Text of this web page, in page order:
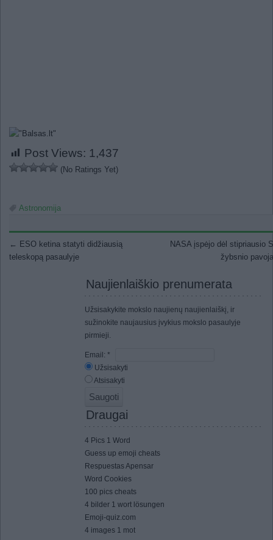
Post Views: 1,437
(No Ratings Yet)
Astronomija
Post navigation
← ESO ketina statyti didžiausią
teleskopą pasaulyje
NASA įspėjo dėl stipriausio
žybsnio
Naujienlaiškio prenumerata
Užsisakykite mokslo naujienų naujienlaiškį, ir
sužinokite naujausius įvykius mokslo pasaulyje
pirmieji.
Email: *
Užsisakyti
Atsisakyti
Draugai
4 Pics 1 Word
Guess up emoji cheats
Respuestas Apensar
Word Cookies
100 pics cheats
4 bilder 1 wort lösungen
Emoji-quiz.com
4 images 1 mot